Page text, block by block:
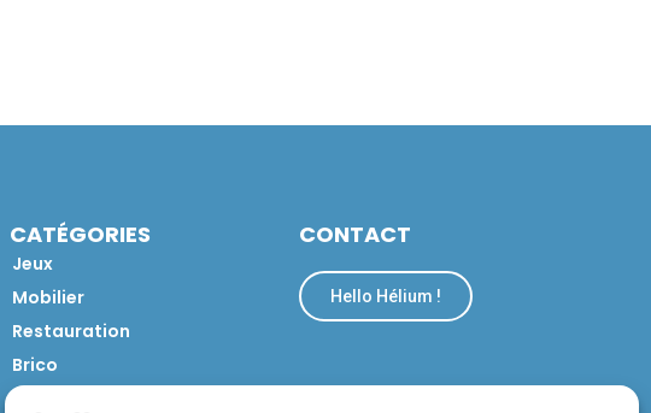
CATÉGORIES
Jeux
Mobilier
Restauration
Brico
Jardin
CONTACT
Hello Hélium !